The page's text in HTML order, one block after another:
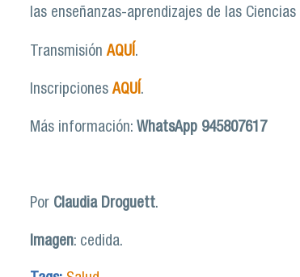
las enseñanzas-aprendizajes de las
TransmisiónAQUÍ .
InscripcionesAQUÍ .
Más información: WhatsApp 945807617
Por Claudia Droguett.
Imagen: cedida.